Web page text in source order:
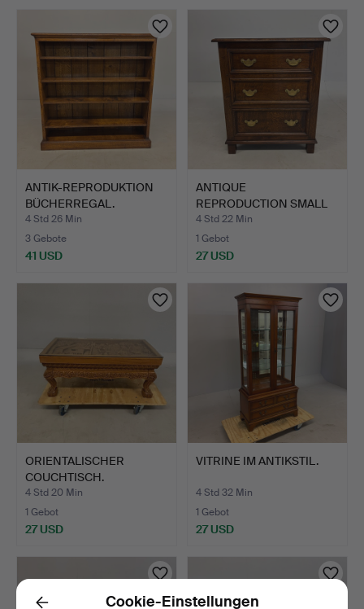
ANTIK-REPRODUKTION
BÜCHERREGAL.
4 Std 26 Min
3 Gebote
41 USD
ANTIQUE
REPRODUCTION SMALL
CHEST OF DRAWER…
4 Std 22 Min
1 Gebot
27 USD
ORIENTALISCHER
COUCHTISCH.
4 Std 20 Min
1 Gebot
27 USD
VITRINE IM ANTIKSTIL.
4 Std 32 Min
1 Gebot
27 USD
Cookie-Einstellungen